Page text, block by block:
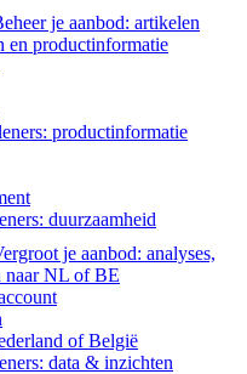
je aanbod: artikelen
en productinformatie
productinformatie
duurzaamheid
je aanbod: analyses,
naar NL of BE
of België
data & inzichten